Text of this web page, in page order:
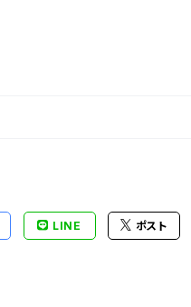
LINE ポスト